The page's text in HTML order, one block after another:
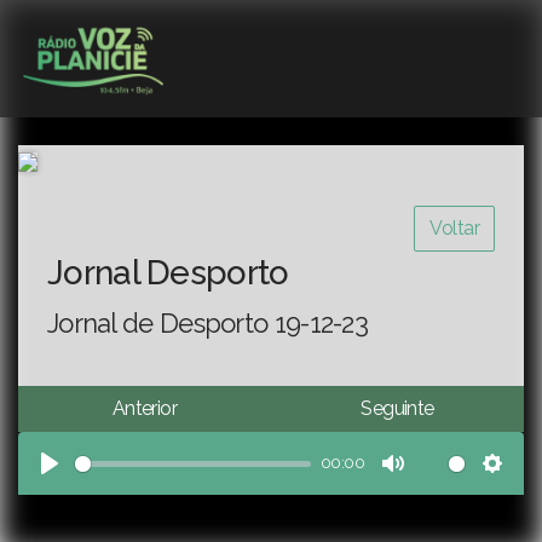
Voltar
Jornal Desporto
Jornal de Desporto 19-12-23
Anterior Seguinte
Play
00:00
Mute